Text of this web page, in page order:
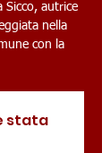
Sicco, autrice
nella
con la
stata